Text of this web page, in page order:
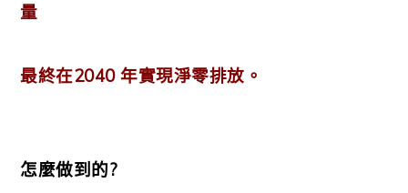
量
最終在2040 年實現淨零排放。
怎麼做到的?